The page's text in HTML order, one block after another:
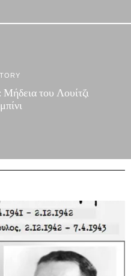
του Λουίτζι